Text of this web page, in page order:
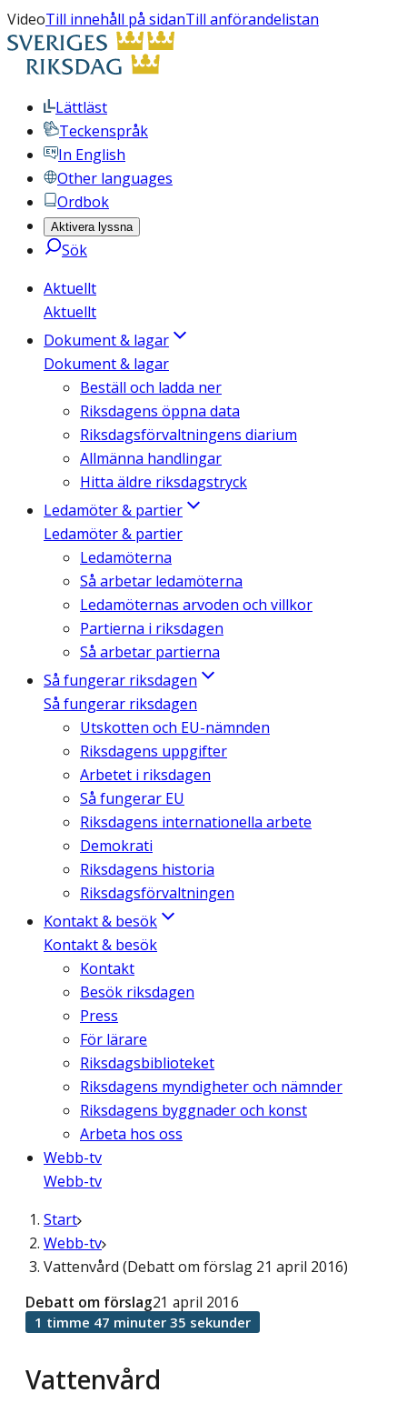
VideoTill innehåll på sidanTill anförandelistan
Lättläst
Teckenspråk
In English
Other languages
Ordbok
Aktivera lyssna
Sök
Aktuellt
Aktuellt
Dokument & lagar
Dokument & lagar
Beställ och ladda ner
Riksdagens öppna data
Riksdagsförvaltningens diarium
Allmänna handlingar
Hitta äldre riksdagstryck
Ledamöter & partier
Ledamöter & partier
Ledamöterna
Så arbetar ledamöterna
Ledamöternas arvoden och villkor
Partierna i riksdagen
Så arbetar partierna
Så fungerar riksdagen
Så fungerar riksdagen
Utskotten och EU-nämnden
Riksdagens uppgifter
Arbetet i riksdagen
Så fungerar EU
Riksdagens internationella arbete
Demokrati
Riksdagens historia
Riksdagsförvaltningen
Kontakt & besök
Kontakt & besök
Kontakt
Besök riksdagen
Press
För lärare
Riksdagsbiblioteket
Riksdagens myndigheter och nämnder
Riksdagens byggnader och konst
Arbeta hos oss
Webb-tv
Webb-tv
Start
Webb-tv
Vattenvård (Debatt om förslag 21 april 2016)
Vattenvård
Debatt om förslag21 april 2016
1 timme 47 minuter 35 sekunder